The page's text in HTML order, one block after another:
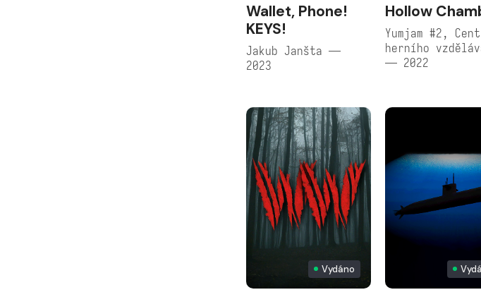
Wallet, Phone!
KEYS!
Jakub Janšta —
2023
Hollow
Yumjam #2,
herního
— 2022
Vydáno